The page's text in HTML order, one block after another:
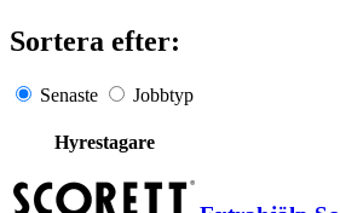
Butiker
Mat och
Sortera efter:
Senaste
Jobbtyp
Hyrestagare